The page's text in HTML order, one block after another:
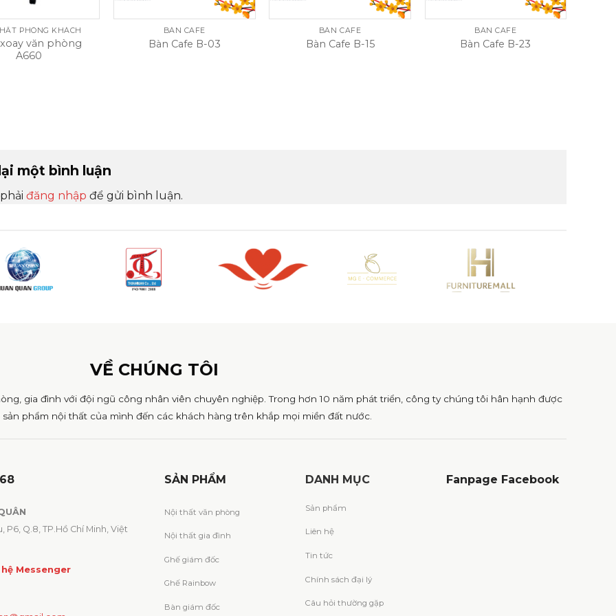
PHÒNG KHÁCH
văn phòng
A660
BÀN CAFE
Bàn Cafe B-03
BÀN CAFE
Bàn Cafe B-15
BÀN CAFE
Bàn Cafe B-23
một bình luận
đăng nhập để gửi bình luận.
VỀ CHÚNG TÔI
gia đình với đội ngũ công nhân viên chuyên nghiệp. Trong hơn 10 năm phát triển, công ty chúng tôi hân hạnh được
phẩm nội thất của mình đến các khách hàng trên khắp mọi miền đất nước.
P6, Q.8, TP.Hồ Chí Minh, Việt
hệ Messenger
SẢN PHẨM
Nội thất văn phòng
Nội thất gia đình
Ghế giám đốc
Ghế Rainbow
Bàn giám đốc
DANH MỤC
Sản phẩm
Liên hệ
Tin tức
Chính sách đại lý
Câu hỏi thường gặp
Fanpage Facebook